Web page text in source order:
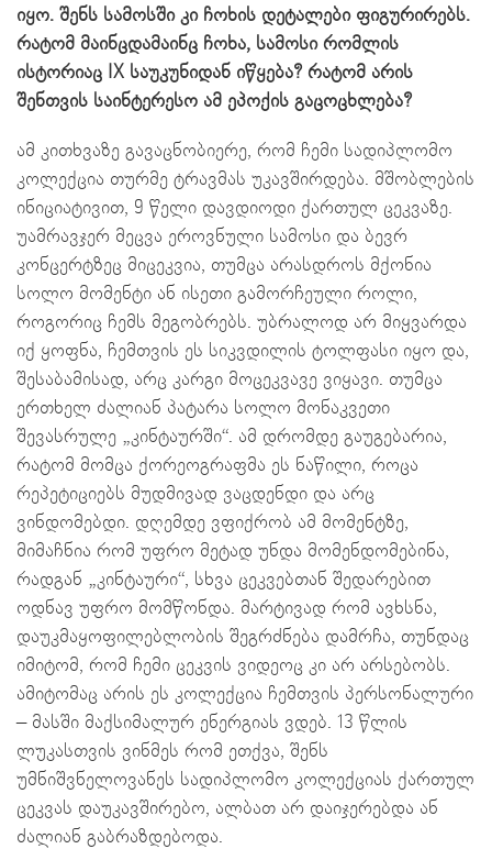
იყო. შენს სამოსში კი ჩოხის დეტალები ფიგურირებს.
რატომ მაინცდამაინც ჩოხა, სამოსი რომლის
ისტორიაც IX საუკუნიდან იწყება? რატომ არის
შენთვის საინტერესო ამ ეპოქის გაცოცხლება?
ამ კითხვაზე გავაცნობიერე, რომ ჩემი სადიპლომო
კოლექცია თურმე ტრავმას უკავშირდება. მშობლების
ინიციატივით, 9 წელი დავდიოდი ქართულ ცეკვაზე.
უამრავჯერ მეცვა ეროვნული სამოსი და ბევრ
კონცერტზეც მიცეკვია, თუმცა არასდროს მქონია
სოლო მომენტი ან ისეთი გამორჩეული როლი,
როგორიც ჩემს მეგობრებს. უბრალოდ არ მიყვარდა
იქ ყოფნა, ჩემთვის ეს სიკვდილის ტოლფასი იყო და,
შესაბამისად, არც კარგი მოცეკვავე ვიყავი. თუმცა
ერთხელ ძალიან პატარა სოლო მონაკვეთი
შევასრულე „კინტაურში“. ამ დრომდე გაუგებარია,
რატომ მომცა ქორეოგრაფმა ეს ნაწილი, როცა
რეპეტიციებს მუდმივად ვაცდენდი და არც
ვინდომებდი. დღემდე ვფიქრობ ამ მომენტზე,
მიმაჩნია რომ უფრო მეტად უნდა მომენდომებინა,
რადგან „კინტაური“, სხვა ცეკვებთან შედარებით
ოდნავ უფრო მომწონდა. მარტივად რომ ავხსნა,
დაუკმაყოფილებლობის შეგრძნება დამრჩა, თუნდაც
იმიტომ, რომ ჩემი ცეკვის ვიდეოც კი არ არსებობს.
ამიტომაც არის ეს კოლექცია ჩემთვის პერსონალური
– მასში მაქსიმალურ ენერგიას ვდებ. 13 წლის
ლუკასთვის ვინმეს რომ ეთქვა, შენს
უმნიშვნელოვანეს სადიპლომო კოლექციას ქართულ
ცეკვას დაუკავშირებო, ალბათ არ დაიჯერებდა ან
ძალიან გაბრაზდებოდა.